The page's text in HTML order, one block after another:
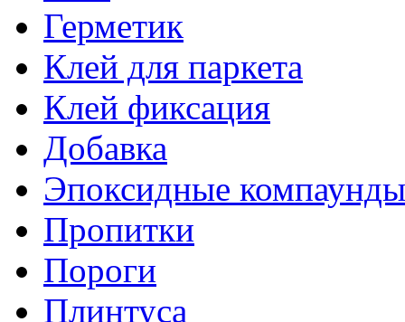
Герметик
Клей для паркета
Клей фиксация
Добавка
Эпоксидные компаунды
Пропитки
Пороги
Плинтуса